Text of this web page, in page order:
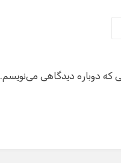
که دوباره دیدگاهی می‌نویسم.